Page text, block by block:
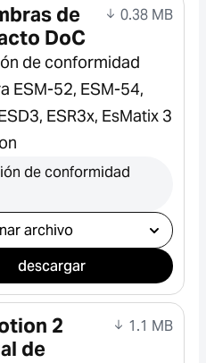
de
DoC
0.38 MB
de conformidad
ESM-52, ESM-54,
ESR3x, EsMatix 3
de conformidad
descarga
descargar
2
de
1.1 MB